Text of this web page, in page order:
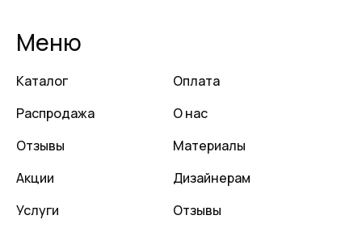
Меню
Каталог
Распродажа
Отзывы
Акции
Услуги
Оплата
О нас
Материалы
Дизайнерам
Отзывы